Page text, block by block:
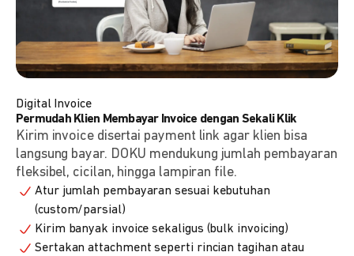
Digital Invoice
Permudah Klien Membayar Invoice dengan Sekali Klik
Kirim invoice disertai payment link agar klien bisa
langsung bayar. DOKU mendukung jumlah pembayaran
fleksibel, cicilan, hingga lampiran file.
Atur jumlah pembayaran sesuai kebutuhan
(custom/parsial)
Kirim banyak invoice sekaligus (bulk invoicing)
Sertakan attachment seperti rincian tagihan atau